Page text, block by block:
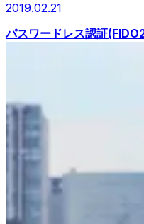
2019.02.21
パスワードレス認証